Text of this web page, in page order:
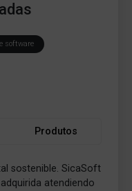
software
Produtos
sostenible. SicaSoft
atendiendo